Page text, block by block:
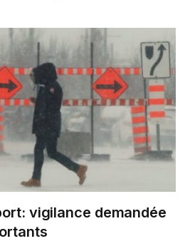
vigilance demandée